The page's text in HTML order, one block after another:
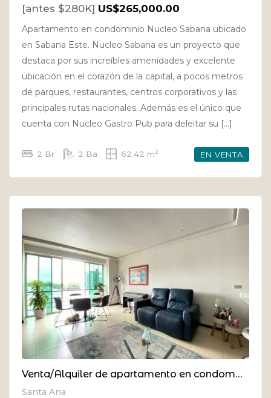
[antes $280K] US$265,000.00
Apartamento en condominio Nucleo Sabana ubicado
en Sabana Este. Nucleo Sabana es un proyecto que
destaca por sus increíbles amenidades y excelente
ubicación en el corazón de la capital, a pocos metros
de parques, restaurantes, centros corporativos y las
principales rutas nacionales. Además es el único que
cuenta con Nucleo Gastro Pub para deleitar su […]
2 Br 2 Ba 62.42 m2 EN VENTA
Venta/Alquiler de apartamento en condominio en Pozos de Santa Ana
Santa Ana